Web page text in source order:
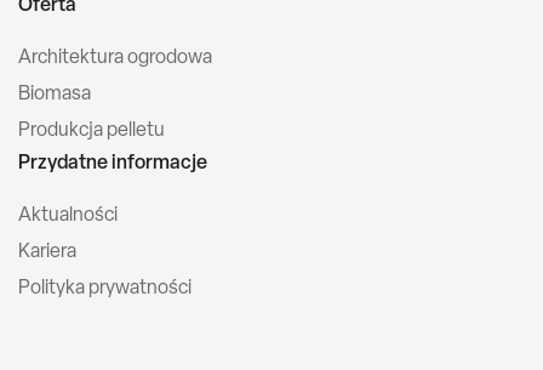
Oferta
Architektura ogrodowa
Biomasa
Produkcja pelletu
Przydatne informacje
Aktualności
Kariera
Polityka prywatności